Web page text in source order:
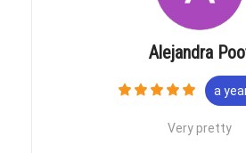
Alejandra
a
Very pretty